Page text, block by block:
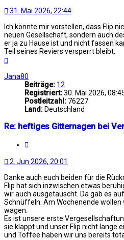
31. Mai 2026, 22:44
Ich könnte mir vorstellen, dass Flip
neuen Gesellschaft, sondern auch
er ja zu Hause ist und nicht fassen
Teil seines Reviers versperrt bleibt.
Jana80
Beiträge: 12
Registriert:30. Mai 2026,
Postleitzahl: 76227
Land: Deutschland
Re: heftiges Gitternagen bei
2. Jun 2026, 20:01
Danke auch euch beiden für die
Flip hat sich inzwischen etwas
wir auch ausgetauscht. Da gab es
Schnüffeln. Am Wochenende
wagen.
Es ist unsere erste
sie klappt und unser Flip nicht lange
und Toffee haben wir uns bereits